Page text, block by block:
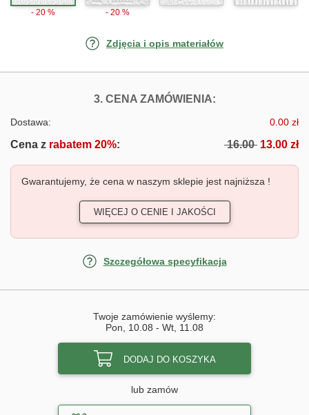
- 20 % - 20 %
Zdjęcia i opis materiałów
3. CENA ZAMÓWIENIA:FOTOTAPETY
Dostawa: 0.00 zł
Cena z rabatem 20%: 16.00 13.00 zł
Gwarantujemy, że cena w naszym sklepie jest najniższa !
WIĘCEJ O CENIE I JAKOŚCI
Szczegółowa specyfikacja
Twoje zamówienie wyślemy:
Pon, 10.08 - Wt, 11.08
DODAJ DO KOSZYKA
lub zamów